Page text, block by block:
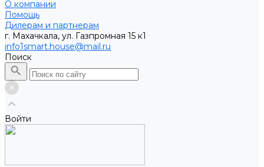
О компании
Помощь
Дилерам и партнерам
г. Махачкала, ул. Газпромная 15 к1
info1smart.house@mail.ru
Поиск
Войти